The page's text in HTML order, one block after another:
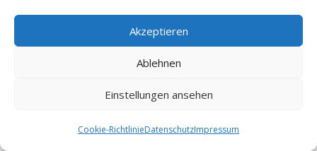
Akzeptieren
Ablehnen
Einstellungen ansehen
Cookie-RichtlinieDatenschutzImpressum
Dachau (11.27 km)
Kühbach Schwaben
Eichenau bei München
Alling Oberbayern
Augsburg Hochzoll